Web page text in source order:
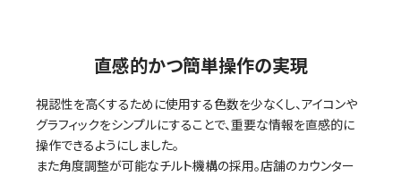
直感的かつ簡単操作の実現
視認性を高くするために使用する色数を少なくし、アイコンや
グラフィックをシンプルにすることで、重要な情報を直感的に
操作できるようにしました。
また角度調整が可能なチルト機構の採用。店舗のカウンター